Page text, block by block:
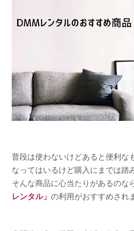
普段は使わないけどあると便利な
なってはいるけど購入にまでは踏
そんな商品に心当たりがあるのな
レンタル」 の利用がおすすめされ